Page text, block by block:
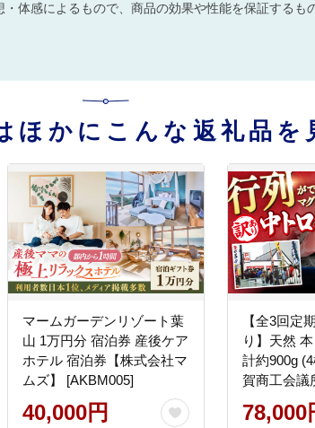
体感によるもので、商品の効果や性能を保証するも
ほかにこんな返礼品を
マームガーデンリゾート葉
山 1万円分 宿泊券 産後ケア
ホテル 宿泊券【株式会社マ
ムズ】 [AKBM005]
40,000円
【全3回定
り】天然
計約900g
賀商工会議
フト事務
所 横須賀本
78,000